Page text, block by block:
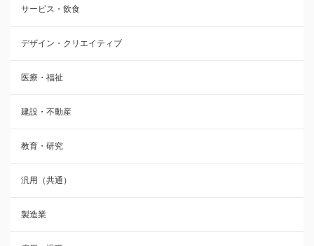
サービス・飲食
デザイン・クリエイティブ
医療・福祉
建設・不動産
教育・研究
汎用（共通）
製造業